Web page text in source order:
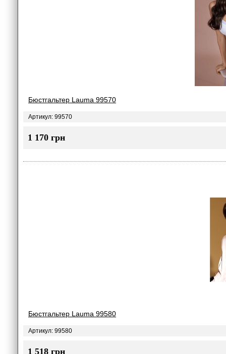
Бюстгальтер Lauma 99570
Артикул: 99570
1 170 грн
Бюстгальтер Lauma 99580
Артикул: 99580
1 518 грн